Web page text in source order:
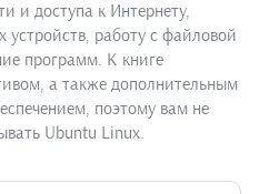
и доступа к Интернету,
работу с файловой
программ. К книге
а также дополнительным
поэтому вам не
Ubuntu Linux.